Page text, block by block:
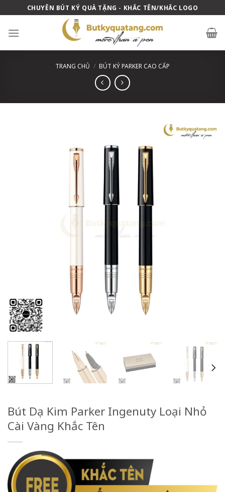
to
content
CHUYÊN BÚT KÝ QUÀ TẶNG - KHẮC TÊN/KHẮC LOGO
TRANG CHỦ / BÚT KÝ PARKER CAO CẤP
Bút Dạ Kim Parker Ingenuty Loại Nhỏ
Cài Vàng Khắc Tên